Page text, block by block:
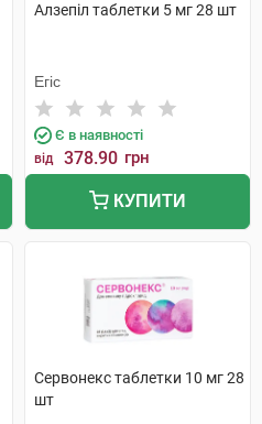
Алзепіл таблетки 5 мг 28 шт
Егіс
Є в наявності
від 378.90 грн
КУПИТИ
Сервонекс таблетки 10 мг 28
шт